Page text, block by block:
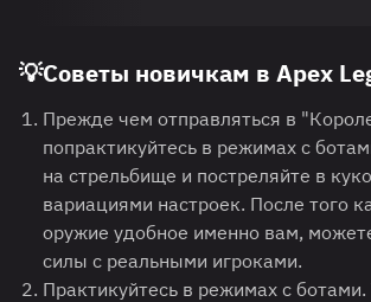
💡Советы новичкам в Apex
Прежде чем отправляться в
попрактикуйтесь в режимах с
на стрельбище и постреляйте в
вариациями настроек. После того
оружие удобное именно вам,
силы с реальными игроками.
Практикуйтесь в режимах с